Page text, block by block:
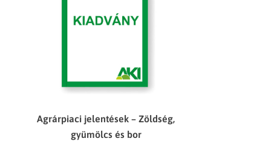
Agrárpiaci jelentések – Zöldség,
gyümölcs és bor